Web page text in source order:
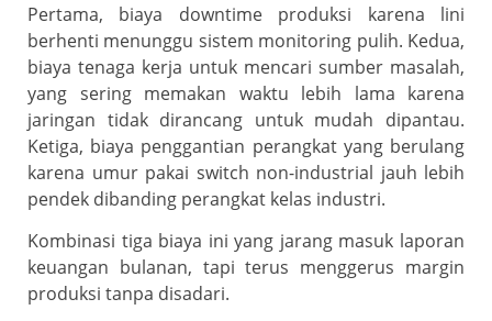
Pertama, biaya downtime produksi karena lini
berhenti menunggu sistem monitoring pulih. Kedua,
biaya tenaga kerja untuk mencari sumber masalah,
yang sering memakan waktu lebih lama karena
jaringan tidak dirancang untuk mudah dipantau.
Ketiga, biaya penggantian perangkat yang berulang
karena umur pakai switch non-industrial jauh lebih
pendek dibanding perangkat kelas industri.
Kombinasi tiga biaya ini yang jarang masuk laporan
keuangan bulanan, tapi terus menggerus margin
produksi tanpa disadari.